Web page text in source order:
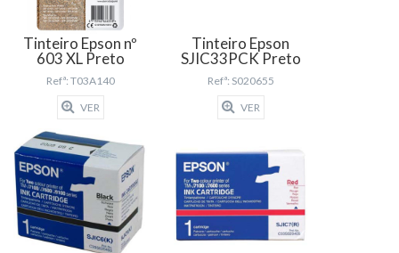
Tinteiro Epson nº
603 XL Preto
Refª: T03A140
VER
Tinteiro Epson
SJIC33PCK Preto
Refª: S020655
VER